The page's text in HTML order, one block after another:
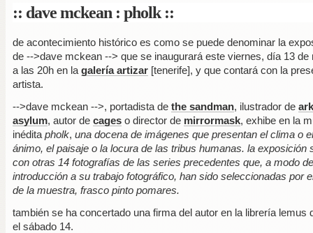
:: dave mckean : pholk ::
de acontecimiento histórico es como se puede denominar la
de -->dave mckean--> que se inaugurará este viernes, día 13 de
a las 20h en la galería artizar[tenerife], y que contará con la
artista.
-->dave mckean-->, portadista de the sandman, ilustrador de
asylum, autor de cageso director de mirrormask, exhibe en la
inédita pholk, una docena de imágenes que presentan el clima o
ánimo, el paisaje o la locura de las tribus humanas. la exposición
con otras 14 fotografías de las series precedentes que, a modo de
introducción a su trabajo fotográfico, han sido seleccionadas por
de la muestra, frasco pinto pomares.
también se ha concertado una firma del autor en la librería lemus
el sábado 14.